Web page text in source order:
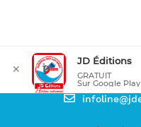
✕
JD Éditions
GRATUIT
Sur Google Play